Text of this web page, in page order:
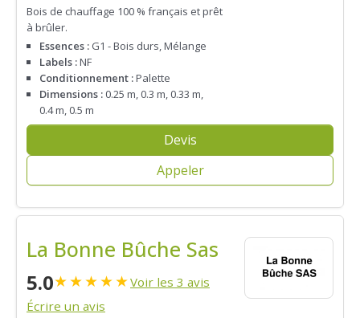
Bois de chauffage 100 % français et prêt
à brûler.
Essences : G1 - Bois durs, Mélange
Labels :NF
Conditionnement :Palette
Dimensions : 0.25 m, 0.3 m, 0.33 m,
0.4 m, 0.5 m
Devis
Appeler
La Bonne Bûche Sas
5.0★★★★★Voir les 3 avis
Écrire un avis